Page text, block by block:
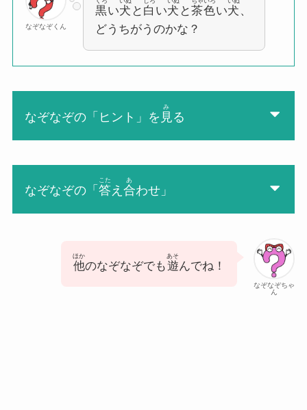
なぞなぞくん
黒い犬 と 白 い犬 と茶色い犬 、
どうちがうのかな？
なぞなぞの「ヒント」を 見
み
る
なぞなぞの「 答
こた
え 合
あ
わせ」
なぞなぞちゃ
ん
他
ほか
のなぞなぞでも遊
あそ
んでね！